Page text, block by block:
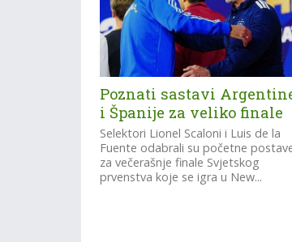
Poznati sastavi
i Španije za veliko finale
Selektori Lionel Scaloni i Luis de la
Fuente odabrali su početne
za večerašnje finale Svjetskog
prvenstva koje se igra u New...